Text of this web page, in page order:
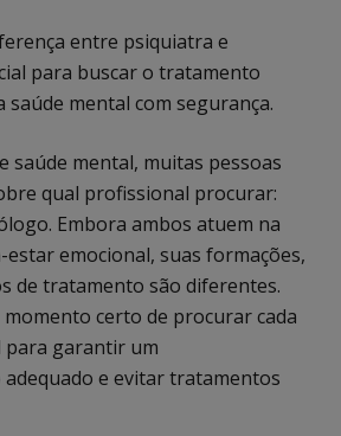
entre psiquiatra e
para buscar o tratamento
saúde mental com segurança.
saúde mental, muitas pessoas
qual profissional procurar:
Embora ambos atuem na
emocional, suas formações,
de tratamento são diferentes.
certo de procurar cada
para garantir um
e evitar tratamentos